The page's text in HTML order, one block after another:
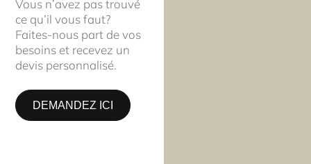
Vous n’avez pas trouvé
ce qu’il vous faut?
Faites-nous part de vos
besoins et recevez un
devis personnalisé.
DEMANDEZ ICI